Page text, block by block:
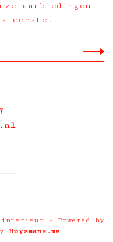
aanbiedingen
eerste.
interieur
- Powered by
Huysmans.me